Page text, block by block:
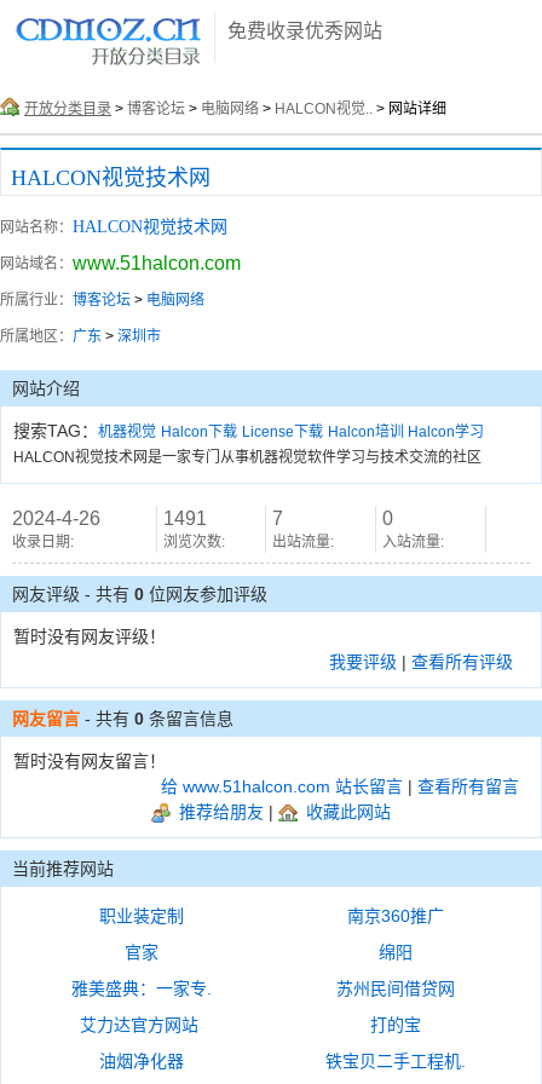
免费收录优秀网站
开放分类目录 > 博客论坛 > 电脑网络 > HALCON视觉.. > 网站详细
HALCON视觉技术网
网站名称： HALCON视觉技术网
网站域名： www.51halcon.com
所属行业： 博客论坛 > 电脑网络
所属地区： 广东 > 深圳市
网站介绍
搜索TAG： 机器视觉 Halcon下载 License下载 Halcon培训 Halcon学习
HALCON视觉技术网是一家专门从事机器视觉软件学习与技术交流的社区
2024-4-26
收录日期:
1491
浏览次数:
7
出站流量:
0
入站流量:
网友评级 - 共有 0 位网友参加评级
暂时没有网友评级！
我要评级 | 查看所有评级
网友留言 - 共有 0 条留言信息
暂时没有网友留言！
给 www.51halcon.com 站长留言 | 查看所有留言
推荐给朋友 | 收藏此网站
当前推荐网站
职业装定制
南京360推广
官家
绵阳
雅美盛典：一家专.
苏州民间借贷网
艾力达官方网站
打的宝
油烟净化器
铁宝贝二手工程机.